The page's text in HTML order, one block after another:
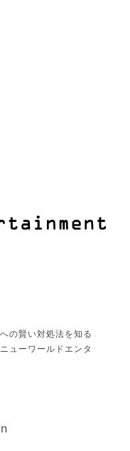
の賢い対処法を知る
ーワールドエンタ